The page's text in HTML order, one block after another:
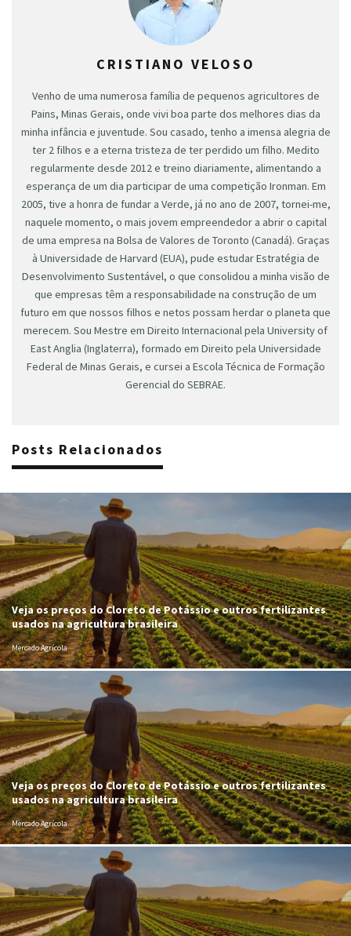
CRISTIANO VELOSO
Venho de uma numerosa família de pequenos agricultores de
Pains, Minas Gerais, onde vivi boa parte dos melhores dias da
minha infância e juventude. Sou casado, tenho a imensa alegria de
ter 2 filhos e a eterna tristeza de ter perdido um filho. Medito
regularmente desde 2012 e treino diariamente, alimentando a
esperança de um dia participar de uma competição Ironman. Em
2005, tive a honra de fundar a Verde, já no ano de 2007, tornei-me,
naquele momento, o mais jovem empreendedor a abrir o capital
de uma empresa na Bolsa de Valores de Toronto (Canadá). Graças
à Universidade de Harvard (EUA), pude estudar Estratégia de
Desenvolvimento Sustentável, o que consolidou a minha visão de
que empresas têm a responsabilidade na construção de um
futuro em que nossos filhos e netos possam herdar o planeta que
merecem. Sou Mestre em Direito Internacional pela University of
East Anglia (Inglaterra), formado em Direito pela Universidade
Federal de Minas Gerais, e cursei a Escola Técnica de Formação
Gerencial do SEBRAE.
Posts Relacionados
Veja os preços do Cloreto de Potássio e outros fertilizantes
usados na agricultura brasileira
Mercado Agrícola
Veja os preços do Cloreto de Potássio e outros fertilizantes
usados na agricultura brasileira
Mercado Agrícola